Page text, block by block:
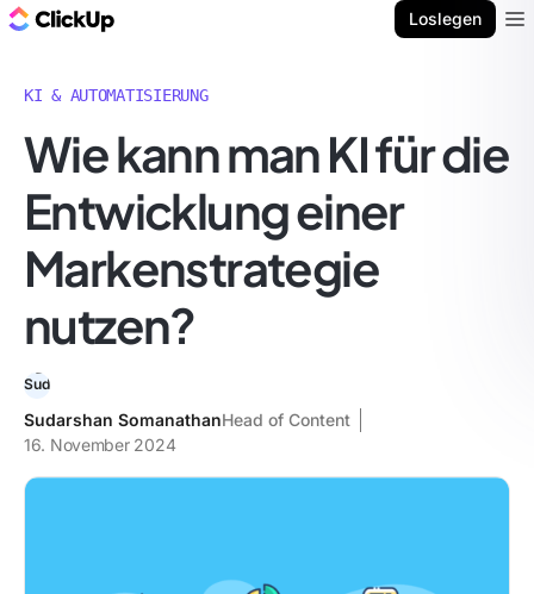
Loslegen
KI & AUTOMATISIERUNG
Wie kann man KI für die
Entwicklung einer
Markenstrategie
nutzen?
Sudarshan SomanathanHead of Content
16. November 2024